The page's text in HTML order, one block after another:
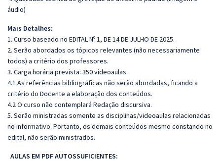
áudio)
Mais Detalhes:
1. Curso baseado no EDITAL Nº 1, DE 14 DE JULHO DE 2025.
2. Serão abordados os tópicos relevantes (não necessariamente
todos) a critério dos professores.
3. Carga horária prevista: 350 videoaulas.
4.1 As referências bibliográficas não serão abordadas, ficando a
critério do Docente a elaboração dos conteúdos.
4.2 O curso não contemplará Redação discursiva.
5. Serão ministradas somente as disciplinas/videoaulas relacionadas
no informativo. Portanto, os demais conteúdos mesmo constando no
edital, não serão ministrados.
AULAS EM PDF AUTOSSUFICIENTES: